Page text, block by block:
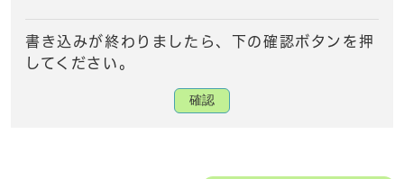
書き込みが終わりましたら、下の確認ボタンを押
してください。
確認